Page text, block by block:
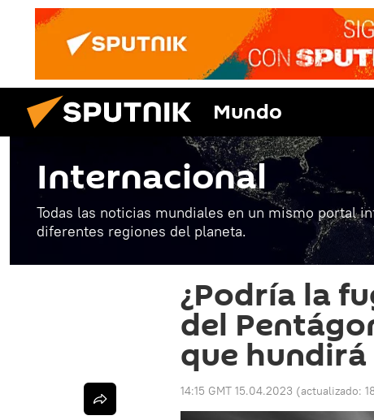
Mundo
Internacional
Todas las noticias mundiales en un mismo portal
diferentes regiones del planeta.
¿Podría la
del
que hundirá
14:15 GMT 15.04.2023 (actualizado: